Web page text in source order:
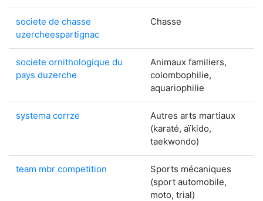
societe de chasse
uzercheespartignac
Chasse
societe ornithologique du
pays duzerche
Animaux familiers,
colombophilie,
aquariophilie
systema corrze
Autres arts martiaux
(karaté, aïkido,
taekwondo)
team mbr competition
Sports mécaniques
(sport automobile,
moto, trial)